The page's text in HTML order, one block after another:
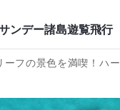
ンデー諸島遊覧飛行
ーフの景色を満喫！ハ